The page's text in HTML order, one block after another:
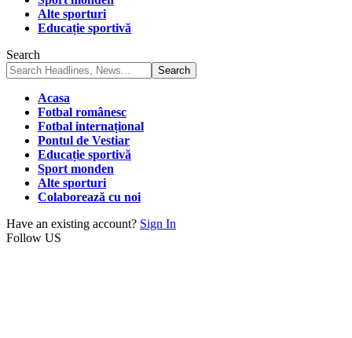
Alte sporturi
Educație sportivă
Search
Acasa
Fotbal românesc
Fotbal internațional
Pontul de Vestiar
Educație sportivă
Sport monden
Alte sporturi
Colaborează cu noi
Have an existing account? Sign In
Follow US